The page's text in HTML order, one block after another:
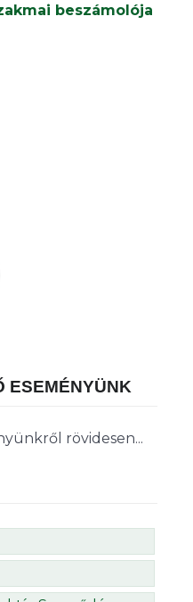
beszámolója
ESEMÉNYÜNK
rövidesen...